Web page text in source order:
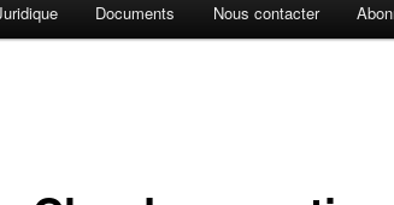
Documents Nous contacter